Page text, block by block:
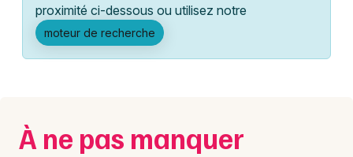
Activité & Expérience
Manifestations
Spectacles
Lyon
Marseille
Nantes
proximité ci-dessous ou utilisez notre
moteur de recherche
À ne pas manquer